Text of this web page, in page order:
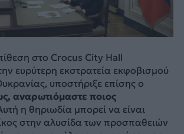
στo Crocus City Hall
ευρύτερη εκστρατεία εκφοβισμού
υποστήριξε επίσης ο
αναρωτιόμαστε ποιος
η θηριωδία μπορεί να είναι
στην αλυσίδα των προσπαθειών